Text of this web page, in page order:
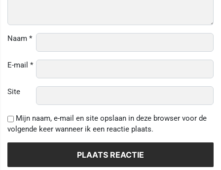
Naam *
E-mail *
Site
Mijn naam, e-mail en site opslaan in deze browser voor de
volgende keer wanneer ik een reactie plaats.